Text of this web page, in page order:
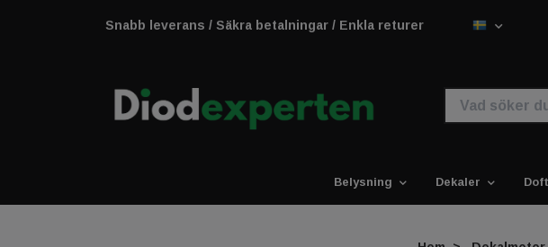
Snabb leverans / Säkra betalningar / Enkla returer
Belysning Dekaler